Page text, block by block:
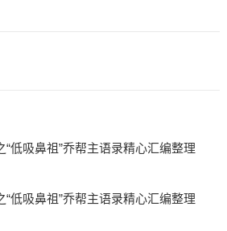
“低吸鼻祖”乔帮主语录精心汇编整理
“低吸鼻祖”乔帮主语录精心汇编整理